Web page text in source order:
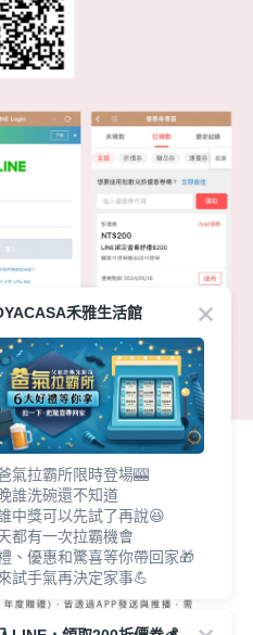
禾雅生活館
氣拉霸所限時登場🎰
誰洗碗還不知道
中獎可以先試了再說😆
都有一次拉霸機會
、優惠和驚喜等你帶回家🎁
試手氣再決定家事💪